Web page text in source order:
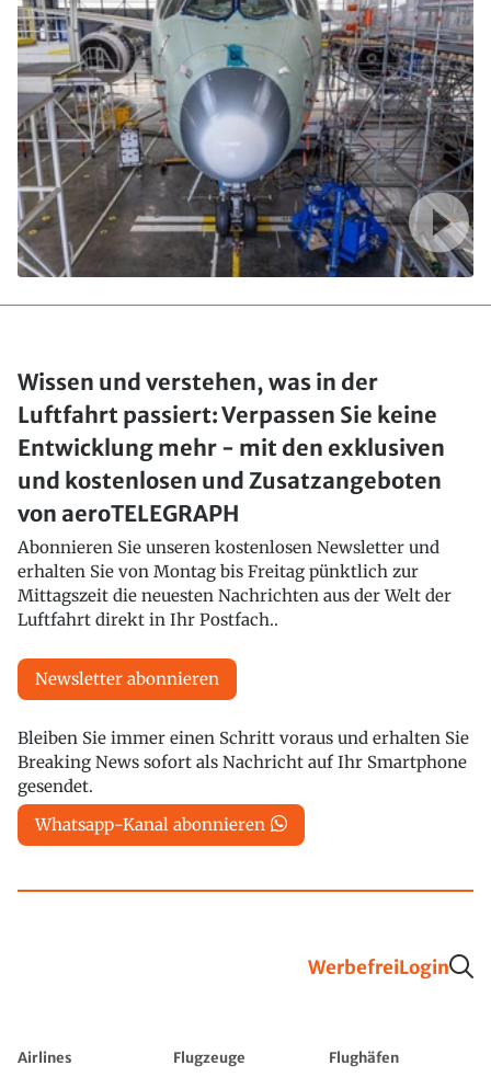
Wissen und verstehen, was in der
Luftfahrt passiert: Verpassen Sie keine
Entwicklung mehr - mit den exklusiven
und kostenlosen und Zusatzangeboten
von aeroTELEGRAPH
Abonnieren Sie unseren kostenlosen Newsletter und
erhalten Sie von Montag bis Freitag pünktlich zur
Mittagszeit die neuesten Nachrichten aus der Welt der
Luftfahrt direkt in Ihr Postfach..
Newsletter abonnieren
Bleiben Sie immer einen Schritt voraus und erhalten Sie
Breaking News sofort als Nachricht auf Ihr Smartphone
gesendet.
Whatsapp-Kanal abonnieren
WerbefreiLogin
Airlines Flugzeuge
Flughäfen